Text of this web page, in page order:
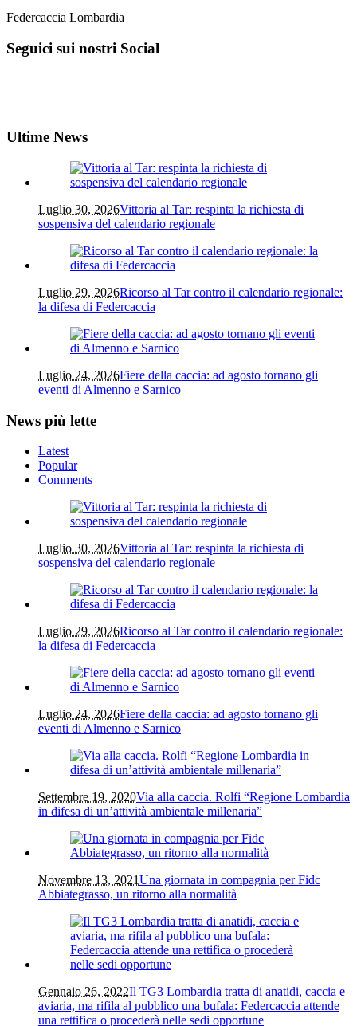
Federcaccia Lombardia
Seguici sui nostri Social
Ultime News
Luglio 30, 2026Vittoria al Tar: respinta la richiesta di
sospensiva del calendario regionale
Luglio 29, 2026Ricorso al Tar contro il calendario regionale:
la difesa di Federcaccia
Luglio 24, 2026Fiere della caccia: ad agosto tornano gli
eventi di Almenno e Sarnico
News più lette
Latest
Popular
Comments
Luglio 30, 2026Vittoria al Tar: respinta la richiesta di
sospensiva del calendario regionale
Luglio 29, 2026Ricorso al Tar contro il calendario regionale:
la difesa di Federcaccia
Luglio 24, 2026Fiere della caccia: ad agosto tornano gli
eventi di Almenno e Sarnico
Settembre 19, 2020Via alla caccia. Rolfi “Regione Lombardia
in difesa di un’attività ambientale millenaria”
Novembre 13, 2021Una giornata in compagnia per Fidc
Abbiategrasso, un ritorno alla normalità
Gennaio 26, 2022Il TG3 Lombardia tratta di anatidi, caccia e
aviaria, ma rifila al pubblico una bufala: Federcaccia attende
una rettifica o procederà nelle sedi opportune